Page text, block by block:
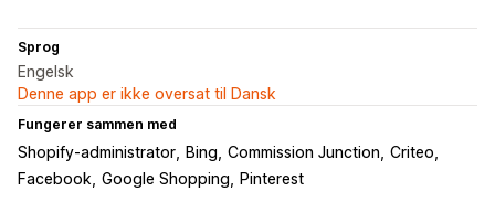
Sprog
Engelsk
Denne app er ikke oversat til Dansk
Fungerer sammen med
Shopify-administrator Bing Commission Junction Criteo
Facebook Google Shopping Pinterest